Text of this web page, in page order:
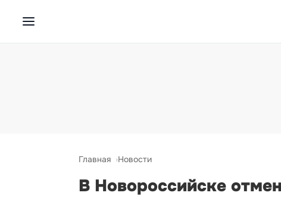
Главная Новости
В Новороссийске